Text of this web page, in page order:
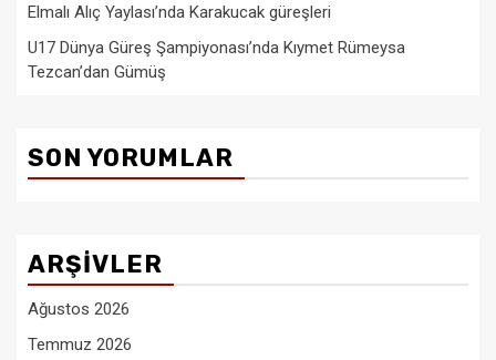
Elmalı Alıç Yaylası’nda Karakucak güreşleri
U17 Dünya Güreş Şampiyonası’nda Kıymet Rümeysa
Tezcan’dan Gümüş
SON YORUMLAR
ARŞIVLER
Ağustos 2026
Temmuz 2026